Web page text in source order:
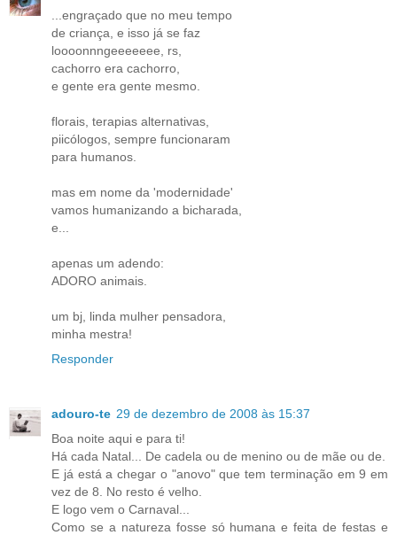
...engraçado que no meu tempo
de criança, e isso já se faz
loooonnngeeeeeee, rs,
cachorro era cachorro,
e gente era gente mesmo.
florais, terapias alternativas,
piicólogos, sempre funcionaram
para humanos.
mas em nome da 'modernidade'
vamos humanizando a bicharada,
e...
apenas um adendo:
ADORO animais.
um bj, linda mulher pensadora,
minha mestra!
Responder
adouro-te 29 de dezembro de 2008 às 15:37
Boa noite aqui e para ti!
Há cada Natal... De cadela ou de menino ou de mãe ou de.
E já está a chegar o "anovo" que tem terminação em 9 em
vez de 8. No resto é velho.
E logo vem o Carnaval...
Como se a natureza fosse só humana e feita de festas e